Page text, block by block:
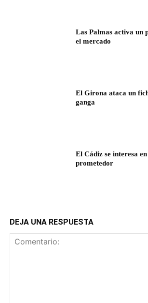
Las Palmas activa un
el mercado
El Girona ataca un
ganga
El Cádiz se interesa
prometedor
DEJA UNA RESPUESTA